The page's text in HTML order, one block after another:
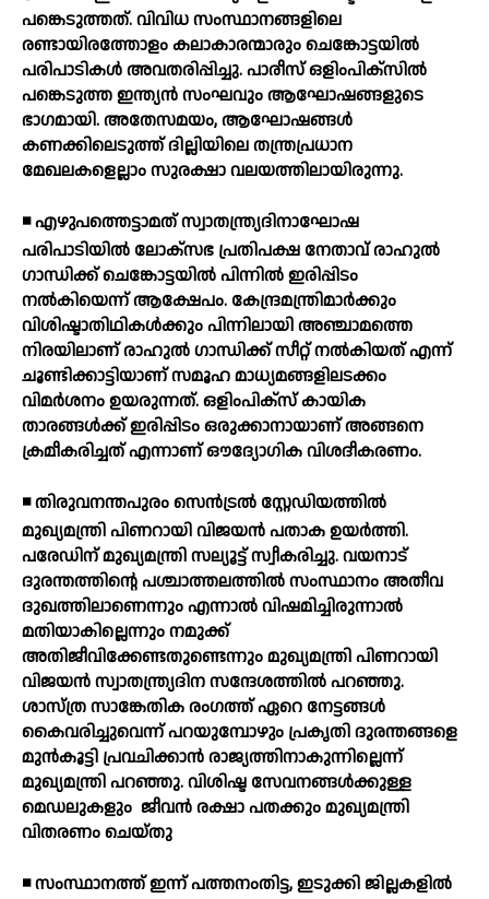
പങ്കെടുത്തത്. വിവിധ സംസ്ഥാനങ്ങളിലെ
രണ്ടായിരത്തോളം കലാകാരന്മാരും ചെങ്കോട്ടയില്‍
പരിപാടികള്‍ അവതരിപ്പിച്ചു. പാരീസ് ഒളിംപിക്‌സില്‍
പങ്കെടുത്ത ഇന്ത്യന്‍ സംഘവും ആഘോഷങ്ങളുടെ
ഭാഗമായി. അതേസമയം, ആഘോഷങ്ങള്‍
കണക്കിലെടുത്ത് ദില്ലിയിലെ തന്ത്രപ്രധാന
മേഖലകളെല്ലാം സുരക്ഷാ വലയത്തിലായിരുന്നു.
◾ എഴുപത്തെട്ടാമത് സ്വാതന്ത്ര്യദിനാഘോഷ
പരിപാടിയില്‍ ലോക്സഭ പ്രതിപക്ഷ നേതാവ് രാഹുല്‍
ഗാന്ധിക്ക് ചെങ്കോട്ടയില്‍ പിന്നില്‍ ഇരിപ്പിടം
നല്‍കിയെന്ന് ആക്ഷേപം. കേന്ദ്രമന്ത്രിമാര്‍ക്കും
വിശിഷ്ടാതിഥികള്‍ക്കും പിന്നിലായി അഞ്ചാമത്തെ
നിരയിലാണ് രാഹുല്‍ ഗാന്ധിക്ക് സീറ്റ് നല്‍കിയത് എന്ന്
ചൂണ്ടിക്കാട്ടിയാണ് സമൂഹ മാധ്യമങ്ങളിലടക്കം
വിമര്‍ശനം ഉയരുന്നത്. ഒളിംപിക്സ് കായിക
താരങ്ങള്‍ക്ക് ഇരിപ്പിടം ഒരുക്കാനായാണ് അങ്ങനെ
ക്രമീകരിച്ചത് എന്നാണ് ഔദ്യോഗിക വിശദീകരണം.
◾ തിരുവനന്തപുരം സെന്‍ട്രല്‍ സ്റ്റേഡിയത്തില്‍
മുഖ്യമന്ത്രി പിണറായി വിജയന്‍ പതാക ഉയര്‍ത്തി.
പരേഡിന് മുഖ്യമന്ത്രി സല്യൂട്ട് സ്വീകരിച്ചു. വയനാട്
ദുരന്തത്തിന്റെ പശ്ചാത്തലത്തില്‍ സംസ്ഥാനം അതീവ
ദുഖത്തിലാണെന്നും എന്നാല്‍ വിഷമിച്ചിരുന്നാല്‍
മതിയാകില്ലെന്നും നമുക്ക്
അതിജീവിക്കേണ്ടതുണ്ടെന്നും മുഖ്യമന്ത്രി പിണറായി
വിജയന്‍ സ്വാതന്ത്ര്യദിന സന്ദേശത്തില്‍ പറഞ്ഞു.
ശാസ്ത്ര സാങ്കേതിക രംഗത്ത് ഏറെ നേട്ടങ്ങള്‍
കൈവരിച്ചുവെന്ന് പറയുമ്പോഴും പ്രകൃതി ദുരന്തങ്ങളെ
മുന്‍കൂട്ടി പ്രവചിക്കാന്‍ രാജ്യത്തിനാകുന്നില്ലെന്ന്
മുഖ്യമന്ത്രി പറഞ്ഞു. വിശിഷ്ട സേവനങ്ങള്‍ക്കുള്ള
മെഡലുകളും ജീവന്‍ രക്ഷാ പതക്കും മുഖ്യമന്ത്രി
വിതരണം ചെയ്തു
◾ സംസ്ഥാനത്ത് ഇന്ന് പത്തനംതിട്ട, ഇടുക്കി ജില്ലകളില്‍